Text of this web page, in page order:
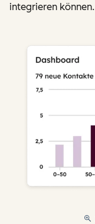
integrieren können.